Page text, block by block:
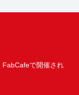
FabCafeで開催され